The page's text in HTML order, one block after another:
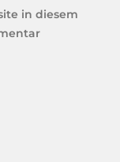
in diesem